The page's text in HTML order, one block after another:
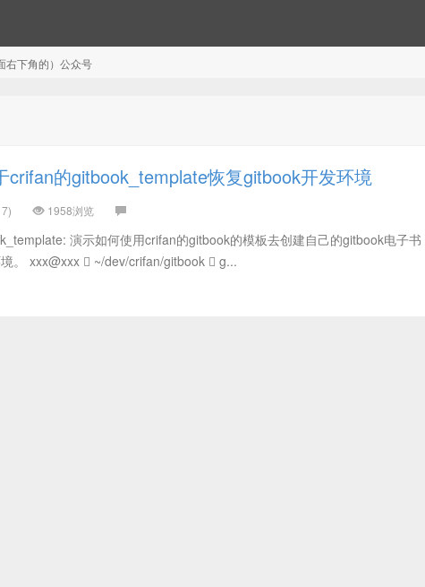
右下角的）公众号
crifan的gitbook_template恢复gitbook开发环境
1958浏览
演示如何使用crifan的gitbook的模板去创建自己的gitbook电子书
。 xxx@xxx  ~/dev/crifan/gitbook  g...